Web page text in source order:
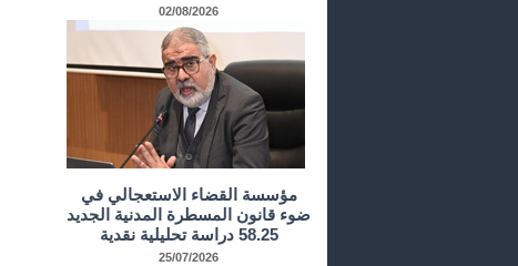
02/08/2026
مؤسسة القضاء الاستعجالي في
ضوء قانون المسطرة المدنية الجديد
58.25 دراسة تحليلية نقدية
25/07/2026